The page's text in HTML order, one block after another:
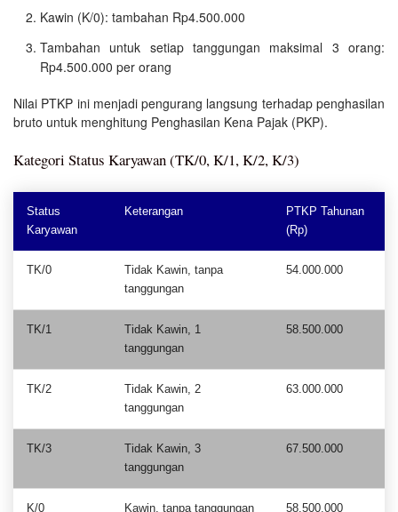
Kawin (K/0): tambahan Rp4.500.000
Tambahan untuk setiap tanggungan maksimal 3 orang:
Rp4.500.000 per orang
Nilai PTKP ini menjadi pengurang langsung terhadap penghasilan
bruto untuk menghitung Penghasilan Kena Pajak (PKP).
Kategori Status Karyawan (TK/0, K/1, K/2, K/3)
Status
Karyawan
Keterangan
PTKP Tahunan
(Rp)
TK/0
Tidak Kawin, tanpa
tanggungan
54.000.000
TK/1
Tidak Kawin, 1
tanggungan
58.500.000
TK/2
Tidak Kawin, 2
tanggungan
63.000.000
TK/3
Tidak Kawin, 3
tanggungan
67.500.000
K/0 Kawin, tanpa tanggungan 58.500.000